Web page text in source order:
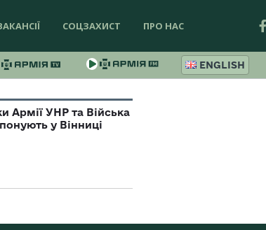
СОЦЗАХИСТ ПРО НАС
ENGLISH
Армії УНР та Війська
у Вінниці